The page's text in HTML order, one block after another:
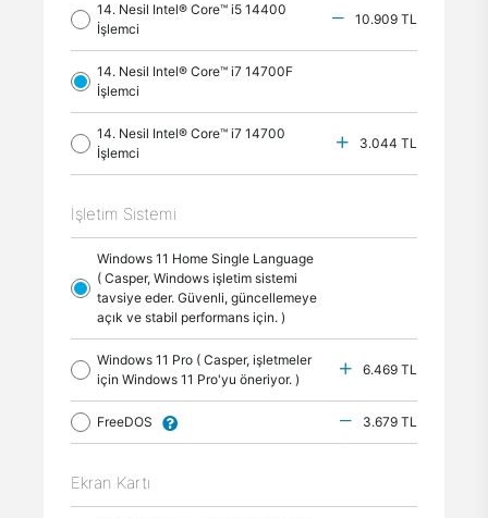
14. Nesil Intel® Core™ i5 14400
İşlemci
10.909 TL
14. Nesil Intel® Core™ i7 14700F
İşlemci
14. Nesil Intel® Core™ i7 14700
İşlemci
3.044 TL
İşletim Sistemi
Windows 11 Home Single Language
( Casper, Windows işletim sistemi
tavsiye eder. Güvenli, güncellemeye
açık ve stabil performans için. )
Windows 11 Pro ( Casper, işletmeler
için Windows 11 Pro'yu öneriyor. )
6.469 TL
FreeDOS 3.679 TL
Ekran Kartı